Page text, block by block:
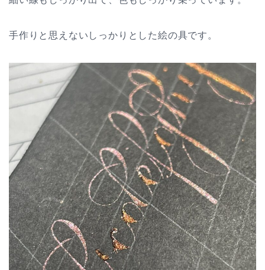
手作りと思えないしっかりとした絵の具です。